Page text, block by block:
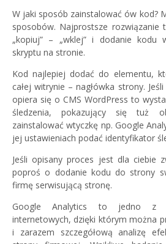
W jaki sposób zainstalować ów kod?
sposobów. Najprostsze rozwiązanie
„kopiuj” – „wklej” i dodanie kodu
skryptu na stronie.
Kod najlepiej dodać do elementu,
całej witrynie – nagłówka strony.
opiera się o CMS WordPress to
śledzenia, pokazujący się tuż
zainstalować wtyczkę np. Google
jej ustawieniach podać identyfikator
Jeśli opisany proces jest dla ciebie
poproś o dodanie kodu do strony
firmę serwisującą stronę.
Google Analytics to jedno z
internetowych, dzięki którym można
i zarazem szczegółową analizę